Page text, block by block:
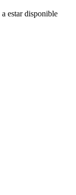
estar disponible